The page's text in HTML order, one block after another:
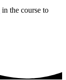
in the course to